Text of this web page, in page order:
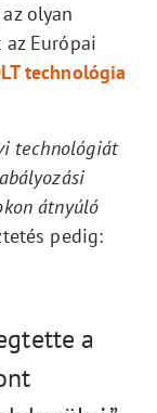
olyan
Európai
technológia
technológiát
átnyúló
pedig:
a